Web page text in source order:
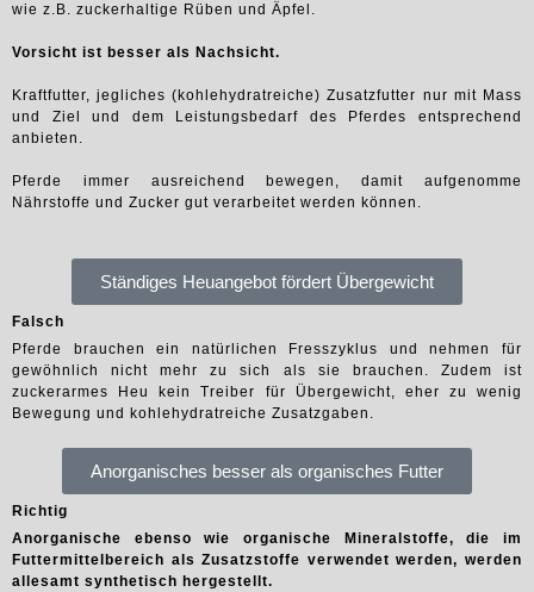
wie z.B. zuckerhaltige Rüben und Äpfel.
Vorsicht ist besser als Nachsicht.
Kraftfutter, jegliches (kohlehydratreiche) Zusatzfutter nur mit Mass
und Ziel und dem Leistungsbedarf des Pferdes entsprechend
anbieten.
Pferde immer ausreichend bewegen, damit aufgenomme
Nährstoffe und Zucker gut verarbeitet werden können.
Ständiges Heuangebot fördert Übergewicht
Falsch
Pferde brauchen ein natürlichen Fresszyklus und nehmen für
gewöhnlich nicht mehr zu sich als sie brauchen. Zudem ist
zuckerarmes Heu kein Treiber für Übergewicht, eher zu wenig
Bewegung und kohlehydratreiche Zusatzgaben.
Anorganisches besser als organisches Futter
Richtig
Anorganische ebenso wie organische Mineralstoffe, die im
Futtermittelbereich als Zusatzstoffe verwendet werden, werden
allesamt synthetisch hergestellt.